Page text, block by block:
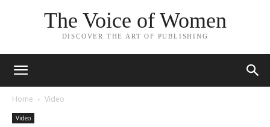
The Voice of Women
DISCOVER THE ART OF PUBLISHING
Home Video
Video